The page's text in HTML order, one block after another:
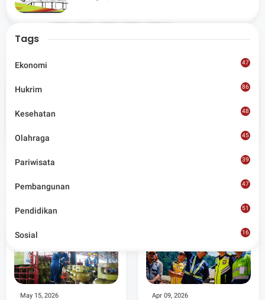
Share
Artikel Terkait
May 15, 2026 Apr 09, 2026
Tags
Ekonomi 47
Hukrim 86
Kesehatan 48
Olahraga 45
Pariwisata 39
Pembangunan 47
Pendidikan 51
Sosial
16